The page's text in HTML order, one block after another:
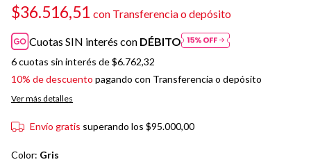
$36.516,51 con Transferencia o depósito
Cuotas SIN interés con DÉBITO
6cuotas sin interés de$6.762,32
10% de descuento pagando con Transferencia o depósito
Ver más detalles
Envío gratis superando los $95.000,00
Color: Gris